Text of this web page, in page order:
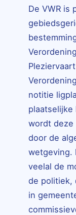
De VWR is
notitie
wordt deze
door de
wetgeving.
veelal de
de politiek,
in